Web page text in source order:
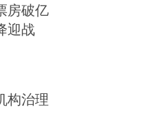
房破亿
迎战
构治理